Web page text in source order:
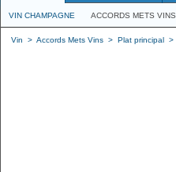
VIN CHAMPAGNE ACCORDS METS VINS
Vin > Accords Mets Vins > Plat principal >